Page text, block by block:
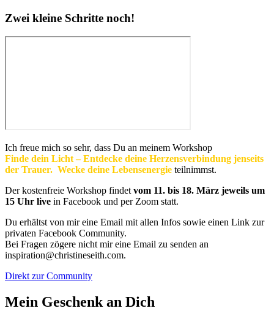
Zwei kleine Schritte noch!
Ich freue mich so sehr, dass Du an meinem Workshop
Finde dein Licht – Entdecke deine Herzensverbindung jenseits
der Trauer. Wecke deine Lebensenergie teilnimmst.
Der kostenfreie Workshop findetvom 11. bis 18. März jeweils um
15 Uhr live in Facebook und per Zoom statt.
Du erhältst von mir eine Email mit allen Infos sowie einen Link zur
privaten Facebook Community.
Bei Fragen zögere nicht mir eine Email zu senden an
inspiration@christineseith.com.
Direkt zur Community
Mein Geschenk an Dich